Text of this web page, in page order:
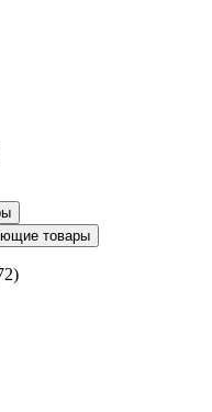
товары